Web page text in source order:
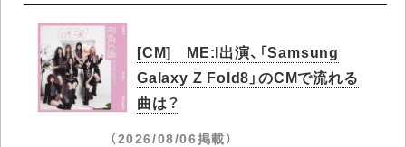
[CM] ME:I出演、「Samsung
Galaxy Z Fold8」のCMで流れる
曲は？
（2026/08/06掲載）